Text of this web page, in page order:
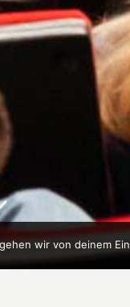
wir von deinem